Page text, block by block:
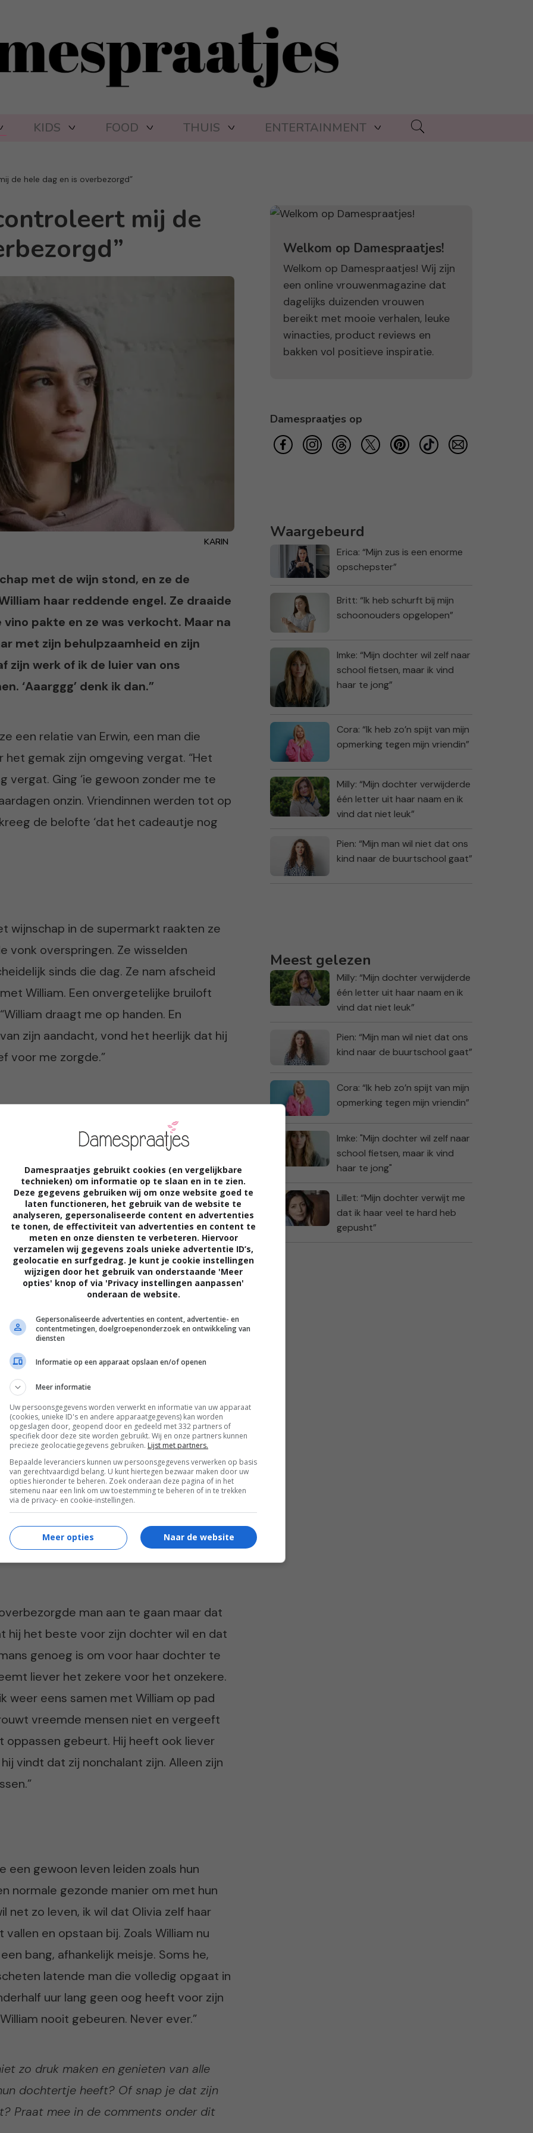
KIDS FOOD THUIS ENTERTAINMENT
de hele dag en is overbezorgd”
mij de
KARIN
met de wijn stond, en ze de
haar reddende engel. Ze draaide
pakte en ze was verkocht. Maar na
met zijn behulpzaamheid en zijn
zijn werk of ik de luier van ons
‘Aaarggg’ denk ik dan.”
een relatie van Erwin, een man die
gemak zijn omgeving vergat. “Het
vergat. Ging ‘ie gewoon zonder me te
onzin. Vriendinnen werden tot op
de belofte ‘dat het cadeautje nog
wijnschap in de supermarkt raakten ze
vonk overspringen. Ze wisselden
sinds die dag. Ze nam afscheid
William. Een onvergetelijke bruiloft
draagt me op handen. En
zijn aandacht, vond het heerlijk dat hij
voor me zorgde.”
hun kleine meisje. De kraamweken
anders dan lekker in bed te blijven
en is apetrots op zijn vrouw. “Ik mocht
voor me. Hij had speciaal vrij genomen
natuurlijk, maar het benauwde Fieke
zou worden. Maar niets is minder
hij om de haverklap naar zijn vrouw.
niet vergat Olivia haar luier te
Ook vraagt hij me of ik foto’s wil appen
dochter en vrouw gaat. Hij is
maar nu gaat het me toch wel een
dood dat Olivia van de commode afvalt
zit. Hij blijft erop hameren dat ik haar niet
thuis van zijn werk en ik heb dan
man aan te gaan maar dat
hij het beste voor zijn dochter wil en dat
genoeg is om voor haar dochter te
liever het zekere voor het onzekere.
weer eens samen met William op pad
vreemde mensen niet en vergeeft
gebeurt. Hij heeft ook liever
vindt dat zij nonchalant zijn. Alleen zijn
een gewoon leven leiden zoals hun
normale gezonde manier om met hun
net zo leven, ik wil dat Olivia zelf haar
en opstaan bij. Zoals William nu
bang, afhankelijk meisje. Soms he,
latende man die volledig opgaat in
uur lang geen oog heeft voor zijn
nooit gebeuren. Never ever.”
zo druk maken en genieten van alle
dochtertje heeft? Of snap je dat zijn
Praat mee in de comments onder dit
Welkom op Damespraatjes!
Welkom op Damespraatjes! Wij zijn
een online vrouwenmagazine dat
dagelijks duizenden vrouwen
bereikt met mooie verhalen, leuke
winacties, product reviews en
bakken vol positieve inspiratie.
Damespraatjes op
Waargebeurd
Erica: “Mijn zus is een enorme
opschepster”
Britt: “Ik heb schurft bij mijn
schoonouders opgelopen”
Imke: “Mijn dochter wil zelf naar
school fietsen, maar ik vind
haar te jong”
Cora: “Ik heb zo’n spijt van mijn
opmerking tegen mijn vriendin”
Milly: “Mijn dochter verwijderde
één letter uit haar naam en ik
vind dat niet leuk”
Pien: “Mijn man wil niet dat ons
kind naar de buurtschool gaat”
Meest gelezen
Milly: “Mijn dochter verwijderde
één letter uit haar naam en ik
vind dat niet leuk”
Pien: “Mijn man wil niet dat ons
kind naar de buurtschool gaat”
Cora: “Ik heb zo’n spijt van mijn
opmerking tegen mijn vriendin”
Imke: "Mijn dochter wil zelf naar
school fietsen, maar ik vind
haar te jong"
Lillet: “Mijn dochter verwijt me
dat ik haar veel te hard heb
gepusht”
Damespraatjes gebruikt cookies (en vergelijkbare
technieken) om informatie op te slaan en in te zien.
Deze gegevens gebruiken wij om onze website goed te
laten functioneren, het gebruik van de website te
analyseren, gepersonaliseerde content en advertenties
te tonen, de effectiviteit van advertenties en content te
meten en onze diensten te verbeteren. Hiervoor
verzamelen wij gegevens zoals unieke advertentie ID’s,
geolocatie en surfgedrag. Je kunt je cookie instellingen
wijzigen door het gebruik van onderstaande 'Meer
opties' knop of via 'Privacy instellingen aanpassen'
onderaan de website.
Gepersonaliseerde advertenties en content, advertentie- en
contentmetingen, doelgroepenonderzoek en ontwikkeling van
diensten
Informatie op een apparaat opslaan en/of openen
Meer informatie
Uw persoonsgegevens worden verwerkt en informatie van uw apparaat
(cookies, unieke ID's en andere apparaatgegevens) kan worden
opgeslagen door, geopend door en gedeeld met 332 partners of
specifiek door deze site worden gebruikt. Wij en onze partners kunnen
precieze geolocatiegegevens gebruiken. Lijst met partners.
Bepaalde leveranciers kunnen uw persoonsgegevens verwerken op basis
van gerechtvaardigd belang. U kunt hiertegen bezwaar maken door uw
opties hieronder te beheren. Zoek onderaan deze pagina of in het
sitemenu naar een link om uw toestemming te beheren of in te trekken
via de privacy- en cookie-instellingen.
Naar de website
Meer opties